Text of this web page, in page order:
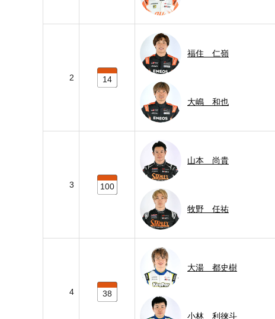
2 14
福住 仁嶺
大嶋 和也
3 100
山本 尚貴
牧野 任祐
4 38
大湯 都史樹
小林 利徠斗